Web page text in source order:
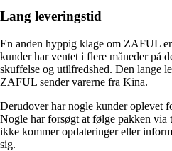
Lang leveringstid
En anden hyppig klage om ZAFUL
kunder har ventet i flere måneder på
skuffelse og utilfredshed. Den lange
ZAFUL sender varerne fra Kina.
Derudover har nogle kunder oplevet
Nogle har forsøgt at følge pakken via
ikke kommer opdateringer eller
sig.